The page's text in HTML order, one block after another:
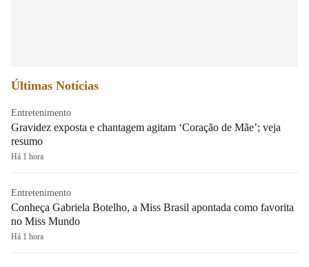
Últimas Notícias
Entretenimento
Gravidez exposta e chantagem agitam ‘Coração de Mãe’; veja
resumo
Há 1 hora
Entretenimento
Conheça Gabriela Botelho, a Miss Brasil apontada como favorita
no Miss Mundo
Há 1 hora